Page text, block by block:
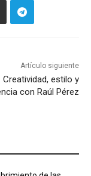
Artículo siguiente
Creatividad, estilo y
con Raúl Pérez